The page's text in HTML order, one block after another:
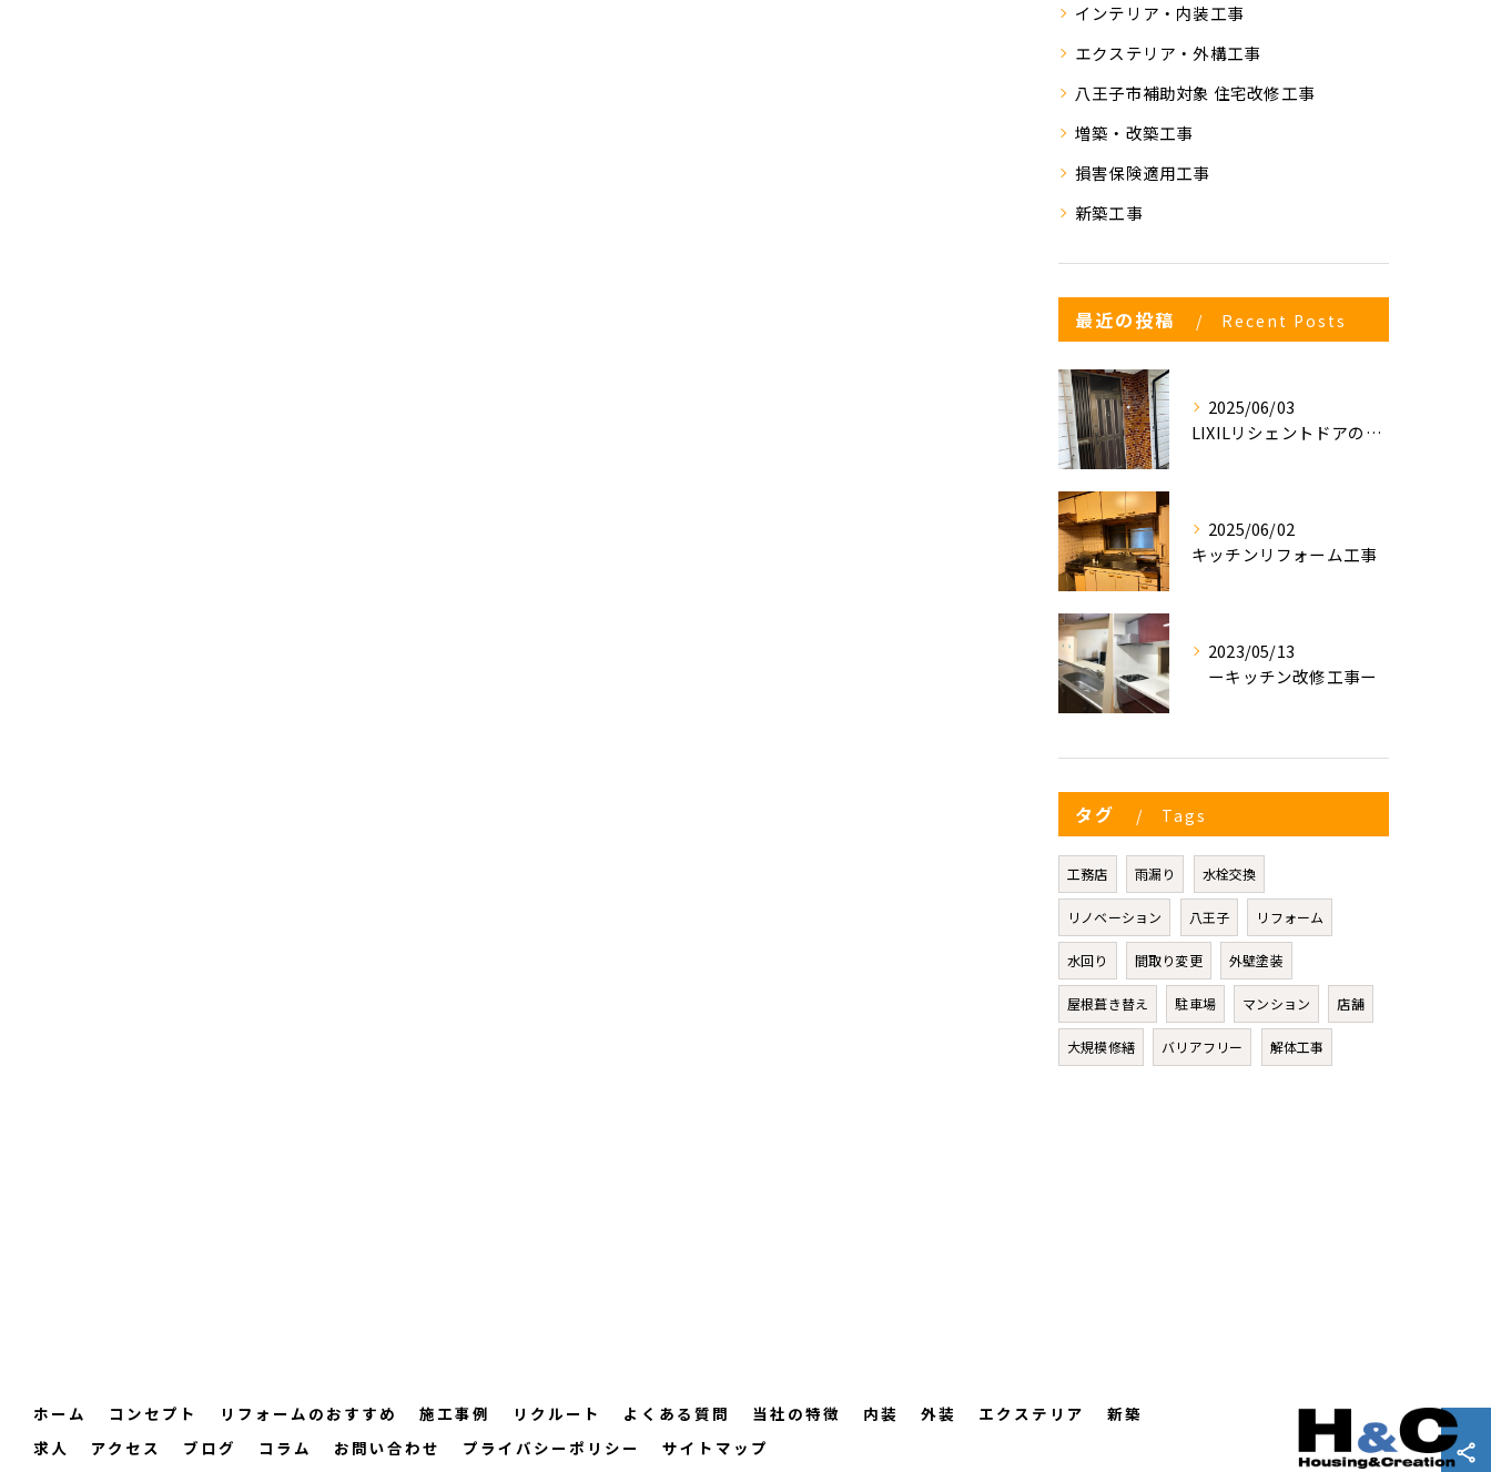
インテリア・内装工事
エクステリア・外構工事
八王子市補助対象 住宅改修工事
増築・改築工事
損害保険適用工事
新築工事
最近の投稿 Recent Posts
2025/06/03
LIXILリシェントドアの入れ替え
2025/06/02
キッチンリフォーム工事
2023/05/13
ーキッチン改修工事ー
タグ Tags
工務店 雨漏り 水栓交換
リノベーション 八王子 リフォーム
水回り 間取り変更 外壁塗装
屋根葺き替え 駐車場 マンション 店舗
大規模修繕 バリアフリー 解体工事
ホーム コンセプト リフォームのおすすめ 施工事例 リクルート よくある質問 当社の特徴 内装 外装 エクステリア
新築
求人
アクセス ブログ コラム お問い合わせ プライバシーポリシー サイトマップ